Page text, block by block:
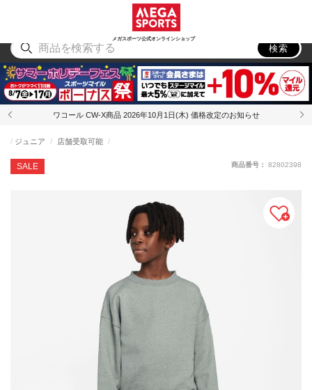
メガスポーツ公式オンラインショップ
アウトドア
検索
ワコール CW-X商品 2026年10月1日(木) 価格改定のお知らせ
SALE
ジュニア 店舗受取可能
商品番号： 82802398